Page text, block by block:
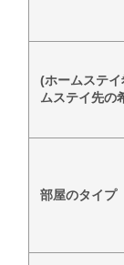
(ホームステ
ムステイ先の
部屋のタイプ